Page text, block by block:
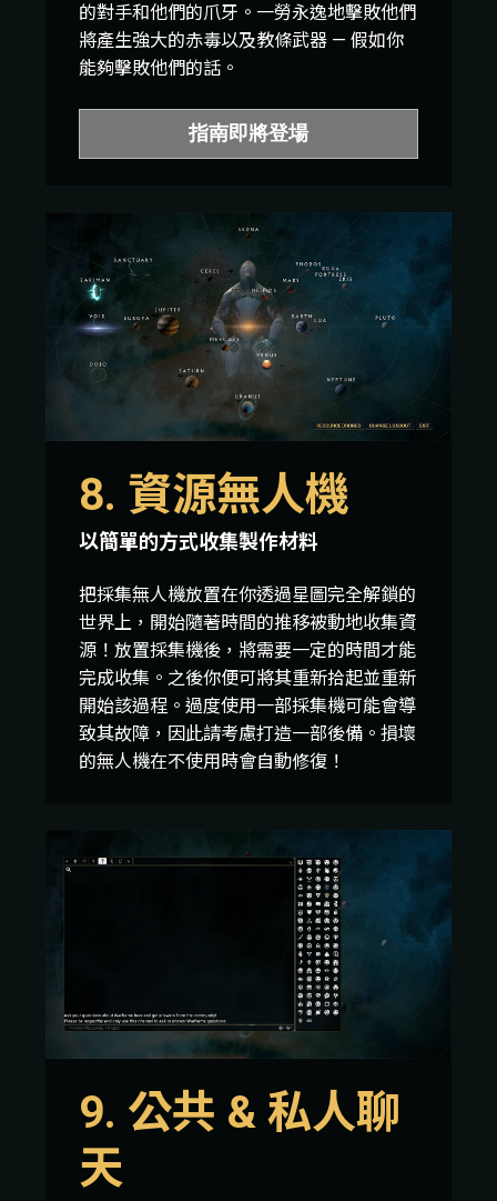
的對手和他們的爪牙。一勞永逸地擊敗他們
將產生強大的赤毒以及教條武器 — 假如你
能夠擊敗他們的話。
指南即將登場
8. 資源無人機
以簡單的方式收集製作材料
把採集無人機放置在你透過星圖完全解鎖的
世界上，開始隨著時間的推移被動地收集資
源！放置採集機後，將需要一定的時間才能
完成收集。之後你便可將其重新拾起並重新
開始該過程。過度使用一部採集機可能會導
致其故障，因此請考慮打造一部後備。損壞
的無人機在不使用時會自動修復！
9. 公共 & 私人聊
天